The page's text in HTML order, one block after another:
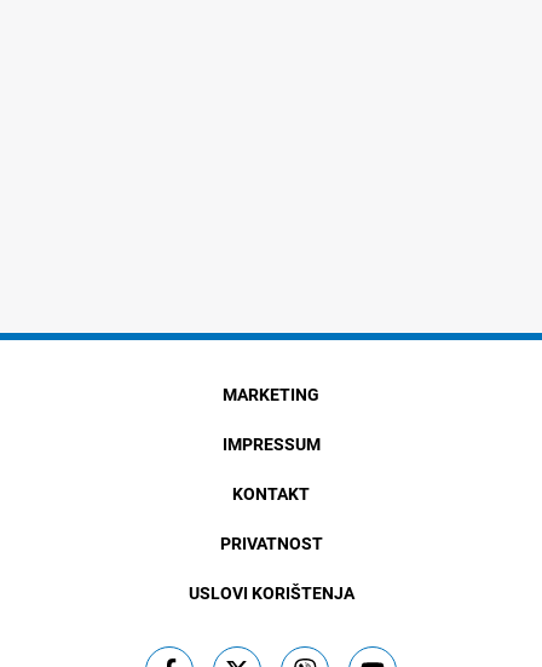
MARKETING
IMPRESSUM
KONTAKT
PRIVATNOST
USLOVI KORIŠTENJA